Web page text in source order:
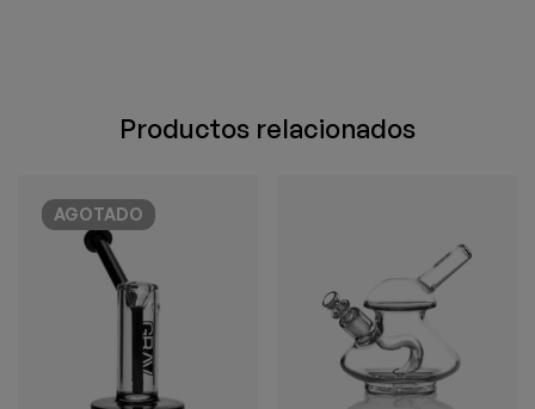
Productos relacionados
AGOTADO